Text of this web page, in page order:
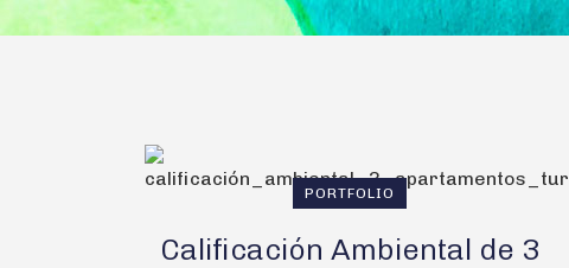
PORTFOLIO
Calificación Ambiental de 3